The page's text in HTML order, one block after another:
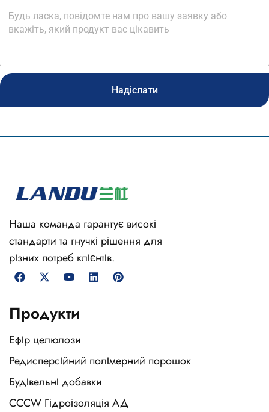
Надіслати
Наша команда гарантує високі
стандарти та гнучкі рішення для
різних потреб клієнтів.
Продукти
Ефір целюлози
Редисперсійний полімерний порошок
Будівельні добавки
CCCW Гідроізоляція АД